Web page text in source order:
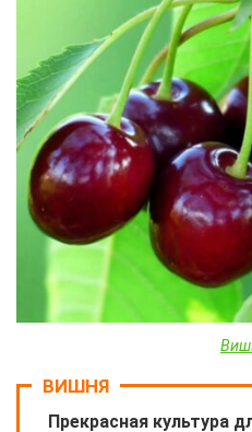
ВИШНЯ
Прекрасная культура